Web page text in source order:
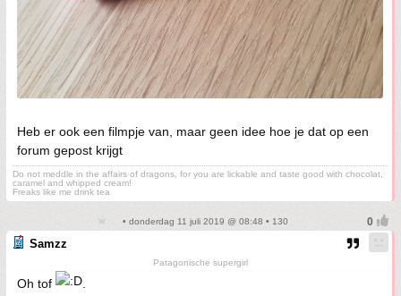
Heb er ook een filmpje van, maar geen idee hoe je dat op een
forum gepost krijgt
Do not meddle in the affairs of dragons, for you are lickable and taste good with chocolat,
caramel and whipped cream!
Freaks like me drink tea
• donderdag 11 juli 2019 @ 08:48 • 130
Samzz
Patagonische supergirl
Oh tof